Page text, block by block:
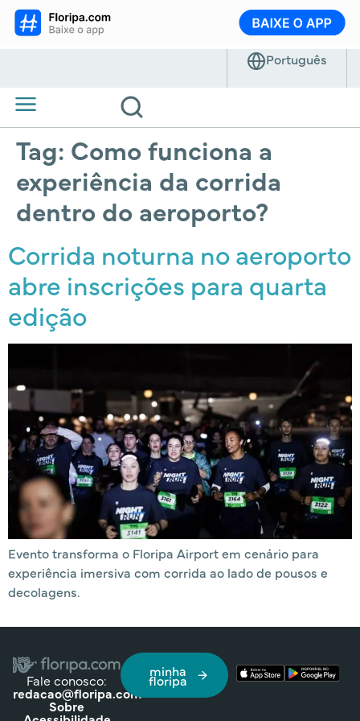
Tag: Como funciona a
experiência da corrida
dentro do aeroporto?
Corrida noturna no aeroporto
abre inscrições para quarta
edição
Evento transforma o Floripa Airport em cenário para
experiência imersiva com corrida ao lado de pousos e
decolagens.
Fale conosco:
redacao@floripa.com
Sobre
minha
floripa